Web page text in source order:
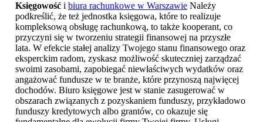
Księgowość i biura rachunkowe w Warszawie Należy
podkreślić, że też jednostka księgowa, które to realizuje
kompleksową obsługę rachunkową, to także kooperant, co
przyczyni się w tworzeniu strategii finansowej na przyszłe
lata. W efekcie stałej analizy Twojego stanu finansowego oraz
eksperckim radom, zyskasz możliwość skuteczniej zarządzać
swoimi zasobami, zapobiegać niewłaściwych wydatków oraz
angażować fundusze w te branże, które przynoszą najwięcej
dochodów. Biuro księgowe jest w stanie zasugerować w
obszarach związanych z pozyskaniem funduszy, przykładowo
funduszy kredytowych albo grantów, co okazuje się